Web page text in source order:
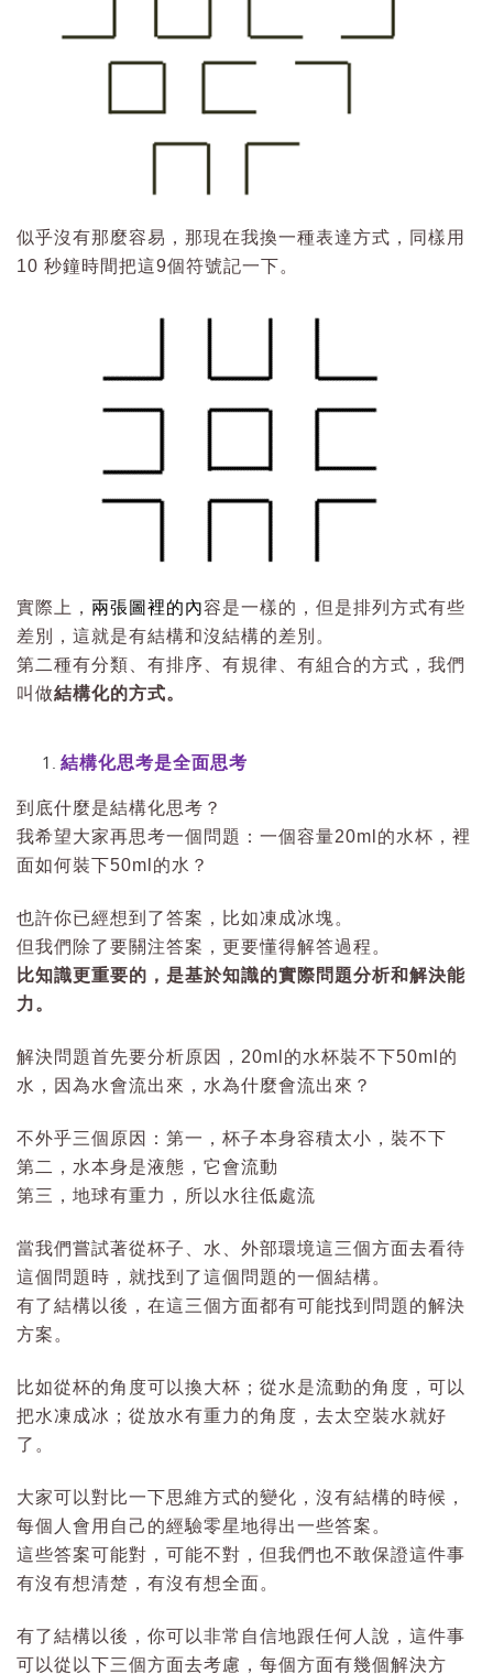
似乎沒有那麼容易，那現在我換一種表達方式，同樣用
10 秒鐘時間把這9個符號記一下。
實際上， 兩張圖裡的內容是一樣的，但是排列方式有些
差別，這就是有結構和沒結構的差別。
第二種有分類、有排序、有規律、有組合的方式，我們
叫做結構化的方式。
結構化思考是全面思考
到底什麼是結構化思考？
我希望大家再思考一個問題：一個容量20ml的水杯，裡
面如何裝下50ml的水？
也許你已經想到了答案，比如凍成冰塊。
但我們除了要關注答案，更要懂得解答過程。
比知識更重要的，是基於知識的實際問題分析和解決能
力。
解決問題首先要分析原因，20ml的水杯裝不下50ml的
水，因為水會流出來，水為什麼會流出來？
不外乎三個原因：第一，杯子本身容積太小，裝不下
第二，水本身是液態，它會流動
第三，地球有重力，所以水往低處流
當我們嘗試著從杯子、水、外部環境這三個方面去看待
這個問題時，就找到了這個問題的一個結構。
有了結構以後，在這三個方面都有可能找到問題的解決
方案。
比如從杯的角度可以換大杯；從水是流動的角度，可以
把水凍成冰；從放水有重力的角度，去太空裝水就好
了。
大家可以對比一下思維方式的變化，沒有結構的時候，
每個人會用自己的經驗零星地得出一些答案。
這些答案可能對，可能不對，但我們也不敢保證這件事
有沒有想清楚，有沒有想全面。
有了結構以後，你可以非常自信地跟任何人說，這件事
可以從以下三個方面去考慮，每個方面有幾個解決方